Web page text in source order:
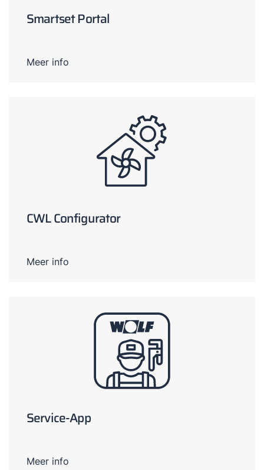
Smartset Portal
Meer info
CWL Configurator
Meer info
Service-App
Meer info